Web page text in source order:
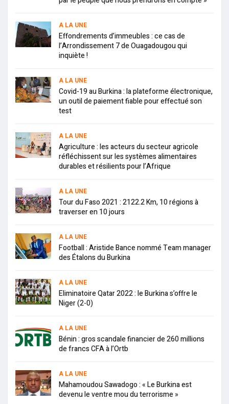
A LA UNE
Effondrements d’immeubles : ce cas de
l’Arrondissement 7 de Ouagadougou qui
inquiète !
A LA UNE
Covid-19 au Burkina : la plateforme électronique,
un outil de paiement fiable pour effectué son
test
A LA UNE
Agriculture : les acteurs du secteur agricole
réfléchissent sur les systèmes alimentaires
durables et résilients pour l’Afrique
A LA UNE
Tour du Faso 2021 : 2122.2 Km, 10 régions à
traverser en 10 jours
A LA UNE
Football : Aristide Bance nommé Team manager
des Étalons du Burkina
A LA UNE
Eliminatoire Qatar 2022 : le Burkina s’offre le
Niger (2-0)
A LA UNE
Bénin : gros scandale financier de 260 millions
de francs CFA à l’Ortb
A LA UNE
Mahamoudou Sawadogo : « Le Burkina est
devenu le ventre mou du terrorisme »